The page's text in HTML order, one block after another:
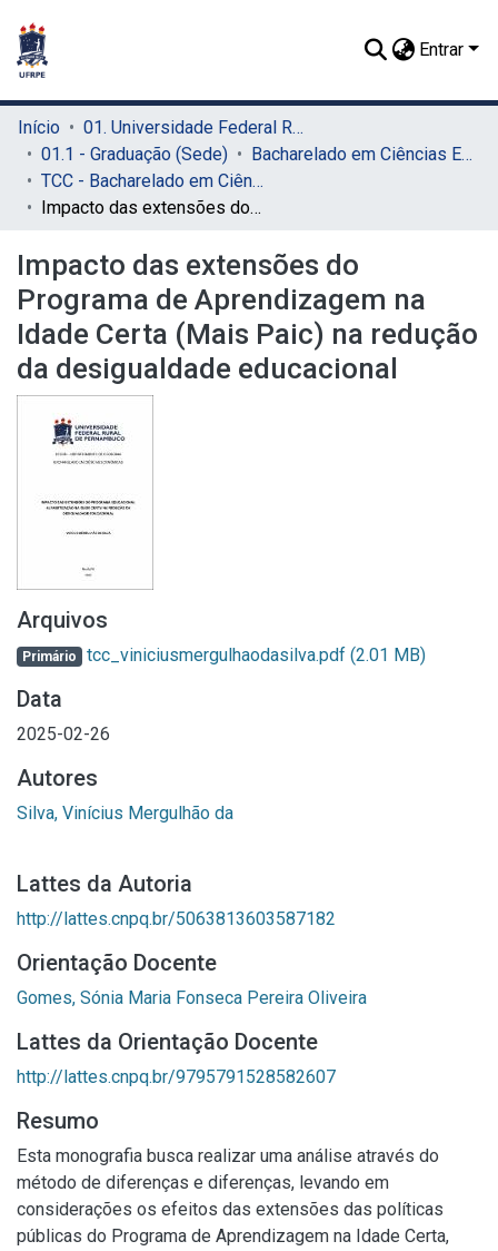
Entrar
Início
01. Universidade Federal Rural de Pernambuco - UFRPE (Sede)
01.1 - Graduação (Sede)
Bacharelado em Ciências Econômicas (Sede)
TCC - Bacharelado em Ciências Econômicas (Sede)
Impacto das extensões do Programa de Aprendizagem na Idade Certa (Mais Paic) na redução da desigualdade educacional
Impacto das extensões do
Programa de Aprendizagem na
Idade Certa (Mais Paic) na redução
da desigualdade educacional
Arquivos
Primário tcc_viniciusmergulhaodasilva.pdf (2.01 MB)
Data
2025-02-26
Autores
Silva, Vinícius Mergulhão da
Lattes da Autoria
http://lattes.cnpq.br/5063813603587182
Orientação Docente
Gomes, Sónia Maria Fonseca Pereira Oliveira
Lattes da Orientação Docente
http://lattes.cnpq.br/9795791528582607
Resumo
Esta monografia busca realizar uma análise através do
método de diferenças e diferenças, levando em
considerações os efeitos das extensões das políticas
públicas do Programa de Aprendizagem na Idade Certa,